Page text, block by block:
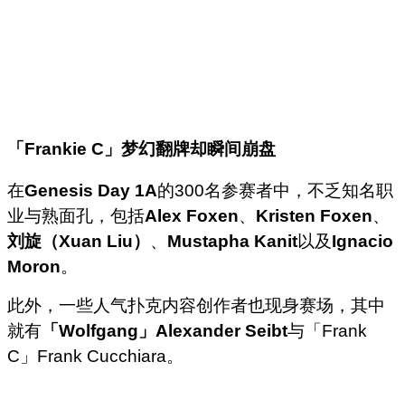
「Frankie C 」梦幻翻牌却瞬间崩盘
在Genesis Day 1A的300名参赛者中，不乏知名职
业与熟面孔，包括Alex Foxen、 Kristen Foxen、
刘旋（Xuan Liu） 、 Mustapha Kanit以及Ignacio
Moron。
此外，一些人气扑克内容创作者也现身赛场，其中
就有 「Wolfgang」Alexander Seibt与「Frank
C」Frank Cucchiara。